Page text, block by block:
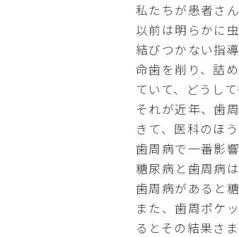
私たちが患者さ
以前は明らかに
結びつかない指
命歯を削り、詰
ていて、どうし
それが近年、歯
きて、医科のほ
歯周病で一番影
糖尿病と歯周病
歯周病があると
また、歯周ポケ
るとその結果さ